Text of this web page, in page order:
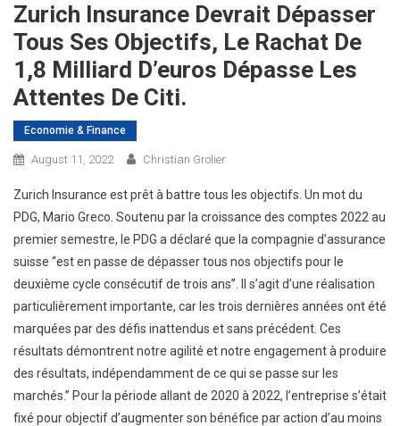
Zurich Insurance Devrait Dépasser
Tous Ses Objectifs, Le Rachat De
1,8 Milliard D’euros Dépasse Les
Attentes De Citi.
Economie & Finance
August 11, 2022 Christian Grolier
Zurich Insurance est prêt à battre tous les objectifs. Un mot du
PDG, Mario Greco. Soutenu par la croissance des comptes 2022 au
premier semestre, le PDG a déclaré que la compagnie d’assurance
suisse “est en passe de dépasser tous nos objectifs pour le
deuxième cycle consécutif de trois ans”. Il s’agit d’une réalisation
particulièrement importante, car les trois dernières années ont été
marquées par des défis inattendus et sans précédent. Ces
résultats démontrent notre agilité et notre engagement à produire
des résultats, indépendamment de ce qui se passe sur les
marchés.” Pour la période allant de 2020 à 2022, l’entreprise s’était
fixé pour objectif d’augmenter son bénéfice par action d’au moins